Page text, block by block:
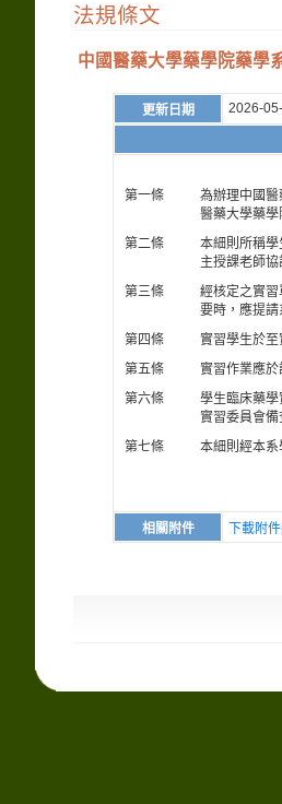
法規條文
中國醫藥大學藥學院藥學
更新日期 2026-
第一條
為辦理中國
醫藥大學藥
第二條
本細則所稱
主授課老師
第三條
經核定之實
要時，應提請
第四條
實習學生於
第五條
實習作業應
第六條
學生臨床藥
實習委員會備
第七條
本細則經本
相關附件 下載附